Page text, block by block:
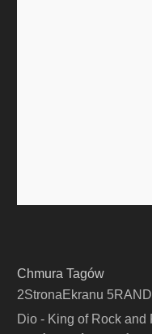
Chmura Tagów
2StronaEkranu 5RAND
Dio - King of Rock and